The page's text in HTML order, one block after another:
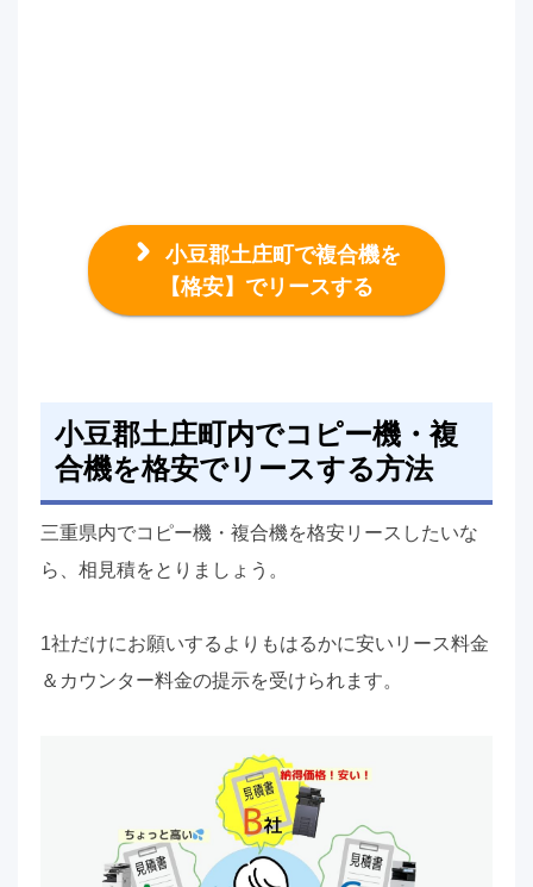
小豆郡土庄町で複合機を
【格安】でリースする
小豆郡土庄町内でコピー機・複
合機を格安でリースする方法
三重県内でコピー機・複合機を格安リースしたいな
ら、相見積をとりましょう。
1社だけにお願いするよりもはるかに安いリース料金
＆カウンター料金の提示を受けられます。